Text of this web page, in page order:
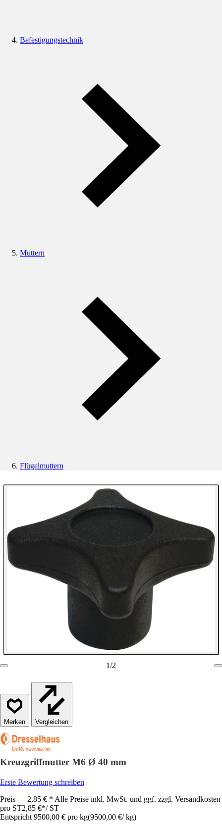
Befestigungstechnik
Muttern
Flügelmuttern
1/2
Vergleichen
Kreuzgriffmutter M6 Ø 40 mm
Erste Bewertung schreiben
Preis — 2,85 € * Alle Preise inkl. MwSt. und ggf. zzgl. Versandkosten
pro ST2,85 €*/ ST
Entspricht 9500,00 € pro kg(9500,00 €/ kg)